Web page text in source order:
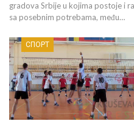
gradova Srbije u kojima postoje i
sa posebnim potrebama, među…
СПОРТ